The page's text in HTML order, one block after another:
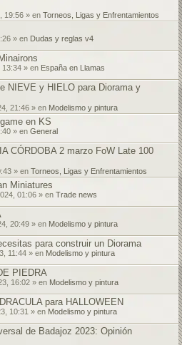
19:56 » en Torneos, Ligas y Enfrentamientos
» en Dudas y reglas v4
13:34 » en España en Llamas
NIEVE y HIELO para Diorama y
21:46 » en Modelismo y pintura
en KS
» en General
CÓRDOBA 2 marzo FoW Late 100
» en Torneos, Ligas y Enfrentamientos
Miniatures
01:06 » en Trade news
20:49 » en Modelismo y pintura
para construir un Diorama
11:44 » en Modelismo y pintura
PIEDRA
16:02 » en Modelismo y pintura
para HALLOWEEN
10:31 » en Modelismo y pintura
de Badajoz 2023: Opinión